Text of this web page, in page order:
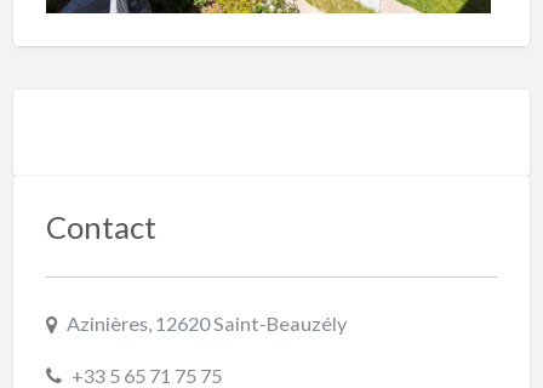
Contact
Azinières, 12620 Saint-Beauzély
+33 5 65 71 75 75